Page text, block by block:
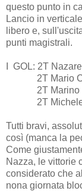
questo punto in
Lancio in
libero e,
punti magistrali.
I GOL: 2T
2T Mario
2T Marino
2T Michele
Tutti bravi,
così (manca la
Come
Nazza, le vittorie
considerato che
nona giornata